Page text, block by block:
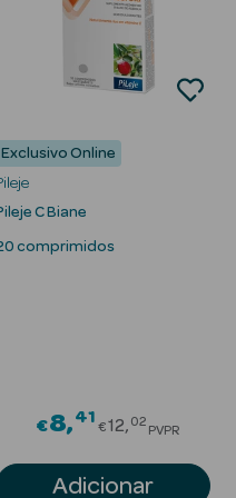
from
Exclusivo Online
C Biane
comprimidos
€8 41Price
€12 02
PVPR
Adicionar